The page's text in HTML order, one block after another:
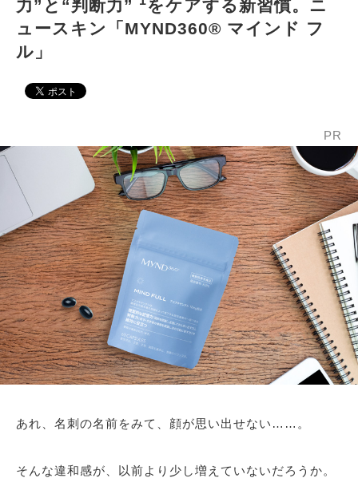
力”と“判断力”
をケアする新習慣。ニ
ュースキン「MYND360® マインド フ
ル」
PR
あれ、名刺の名前をみて、顔が思い出せない……。
そんな違和感が、以前より少し増えていないだろうか。